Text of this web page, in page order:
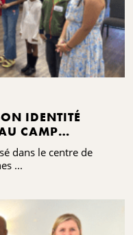
IDENTITÉ
CAMP
dans le centre de
...